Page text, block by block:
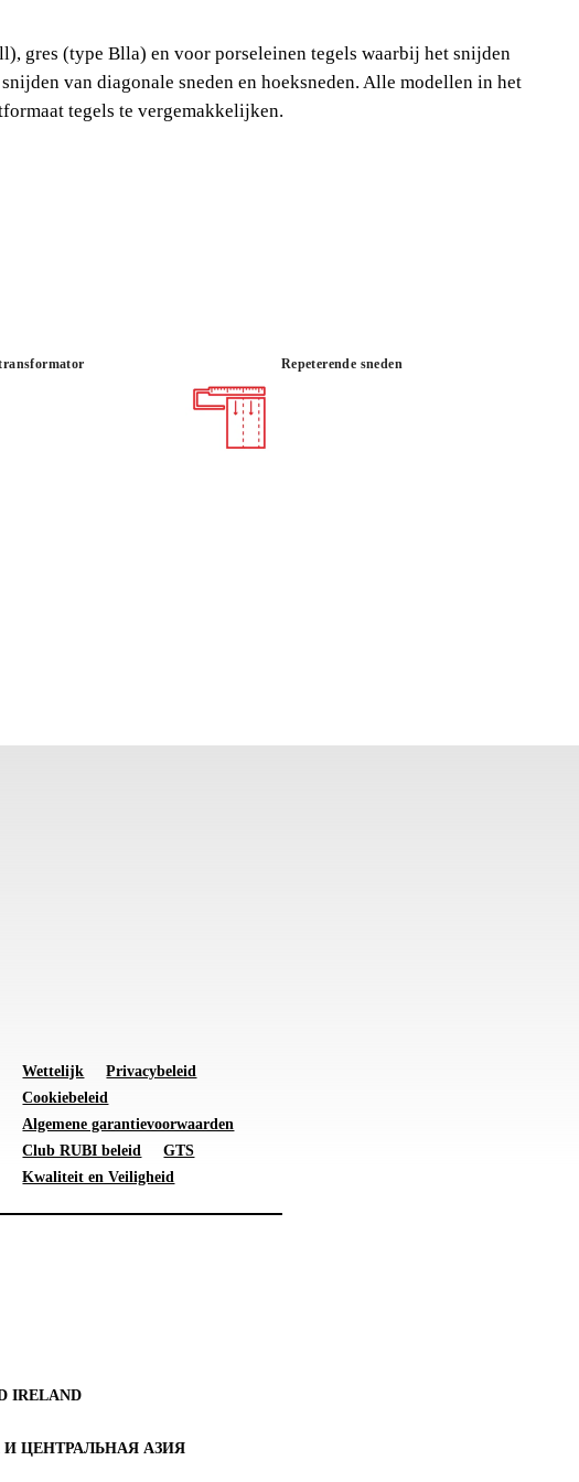
MET EEN MOBIEL
gres (type Blla) en voor porseleinen tegels waarbij het snijden
van diagonale sneden en hoeksneden. Alle modellen in het
tegels te vergemakkelijken.
Repeterende sneden
Wettelijk
Privacybeleid
Cookiebeleid
Algemene garantievoorwaarden
Club RUBI beleid
GTS
Kwaliteit en Veiligheid
IRELAND
ЦЕНТРАЛЬНАЯ АЗИЯ